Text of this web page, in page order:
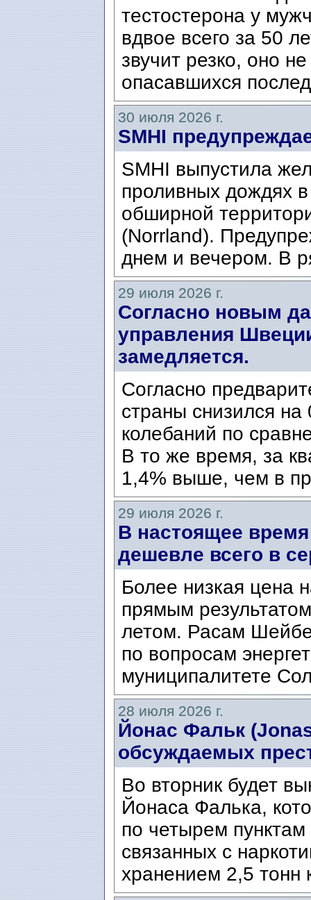
тестостерона у
вдвое всего за 50
звучит резко, оно
опасавшихся
30 июля 2026 г.
SMHI
SMHI выпустила
проливных дождях
обширной
(Norrland).
днем ​​и вечером. В
29 июля 2026 г.
Согласно новым
управления
замедляется.
Согласно
страны снизился
колебаний по
В то же время, за
1,4% выше, чем в
29 июля 2026 г.
В настоящее
дешевле всего в
Более низкая цена
прямым
летом. Расам
по вопросам
муниципалитете
28 июля 2026 г.
Йонас Фальк
обсуждаемых
Во вторник будет
Йонаса Фалька,
по четырем
связанных с
хранением 2,5 тонн